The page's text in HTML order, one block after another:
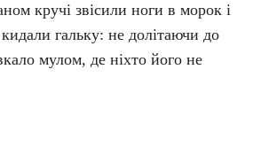
кручі звісили ноги в морок і
кидали гальку: не долітаючи до
мулом, де ніхто його не